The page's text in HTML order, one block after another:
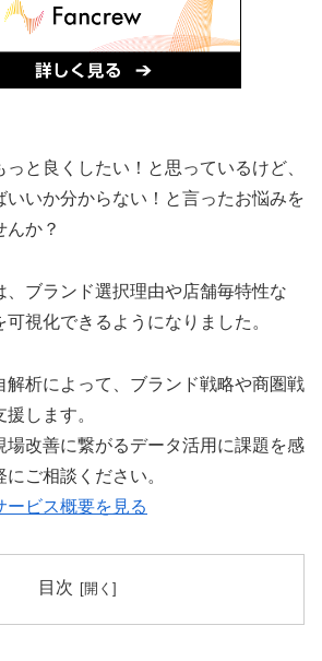
と良くしたい！と思っているけど、
いいか分からない！と言ったお悩みを
んか？
、ブランド選択理由や店舗毎特性な
視化できるようになりました。
解析によって、ブランド戦略や商圏戦
します。
場改善に繋がるデータ活用に課題を感
ご相談ください。
ービス概要を見る
目次